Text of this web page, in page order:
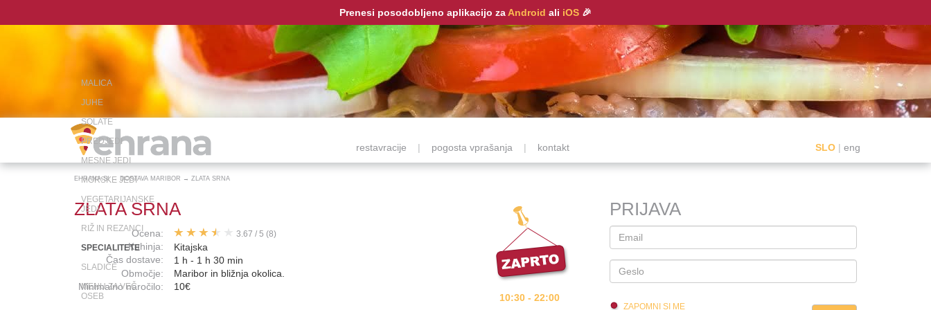
Prenesi posodobljeno aplikacijo za Android ali iOS 🎉
restavracije | pogosta vprašanja | kontakt SLO | eng
EHRANA.SI→ DOSTAVA MARIBOR → ZLATA SRNA
10:30 - 22:00
ZLATA SRNA
Ocena:
Kuhinja:
Čas dostave:
3.67 /5 (8)
Kitajska
1 h - 1 h 30 min
Območje:
Maribor in bližnja okolica.
Minimalno naročilo:
10€
MALICA
JUHE
SOLATE
PREDJEDI
MESNE JEDI
MORSKE JEDI
VEGETARIJANSKE
JEDI
RIŽ IN REZANCI
SPECIALITETE
SLADICE
MENU ZA VEČ
OSEB
PRIJAVA
ZAPOMNI SI ME